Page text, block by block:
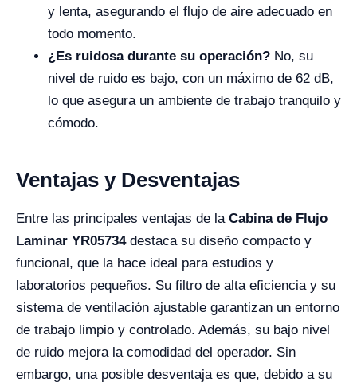
y lenta, asegurando el flujo de aire adecuado en
todo momento.
¿Es ruidosa durante su operación? No, su
nivel de ruido es bajo, con un máximo de 62 dB,
lo que asegura un ambiente de trabajo tranquilo y
cómodo.
Ventajas y Desventajas
Entre las principales ventajas de la Cabina de Flujo
Laminar YR05734destaca su diseño compacto y
funcional, que la hace ideal para estudios y
laboratorios pequeños. Su filtro de alta eficiencia y su
sistema de ventilación ajustable garantizan un entorno
de trabajo limpio y controlado. Además, su bajo nivel
de ruido mejora la comodidad del operador. Sin
embargo, una posible desventaja es que, debido a su